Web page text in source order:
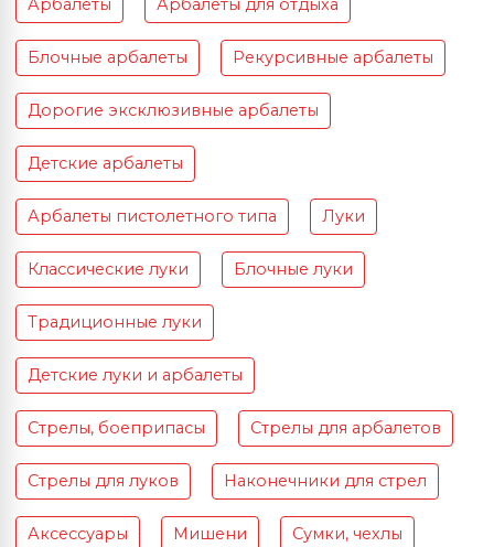
Арбалеты Арбалеты для отдыха
Блочные арбалеты Рекурсивные арбалеты
Дорогие эксклюзивные арбалеты
Детские арбалеты
Арбалеты пистолетного типа Луки
Классические луки Блочные луки
Традиционные луки
Детские луки и арбалеты
Стрелы, боеприпасы Стрелы для арбалетов
Стрелы для луков Наконечники для стрел
Аксессуары Мишени Сумки, чехлы